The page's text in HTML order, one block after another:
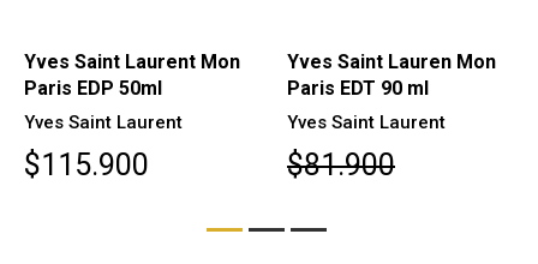
Yves Saint Laurent Mon
Paris EDP 50ml
Yves Saint Laurent
$115.900
Yves Saint Lauren Mon
Paris EDT 90 ml
Yves Saint Laurent
$81.900